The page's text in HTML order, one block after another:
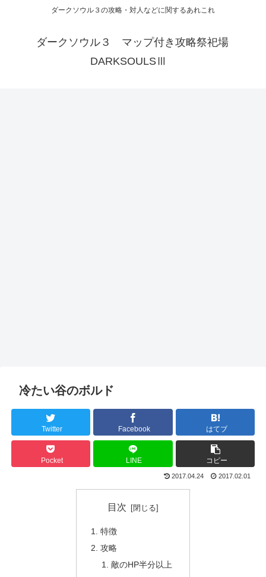
ダークソウル３の攻略・対人などに関するあれこれ
ダークソウル３ マップ付き攻略祭祀場
DARKSOULSⅢ
冷たい谷のボルド
Twitter Facebook はてブ
Pocket LINE コピー
2017.04.24 2017.02.01
目次
特徴
攻略
敵のHP半分以上